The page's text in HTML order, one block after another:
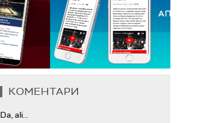
КОМЕНТАРИ
Da, ali...